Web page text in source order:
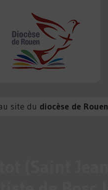
site du diocèse de Rouen